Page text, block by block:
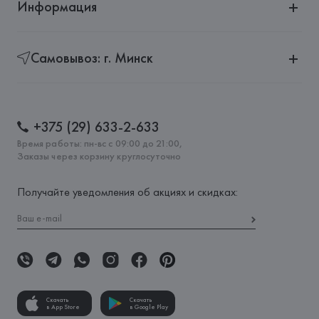
Информация
Самовывоз: г. Минск
+375 (29) 633-2-633
Время работы: пн-вс с 09:00 до 21:00,
Заказы через корзину круглосуточно
Получайте уведомления об акциях и скидках:
Скачать
в App Store
Скачать
в Google Play